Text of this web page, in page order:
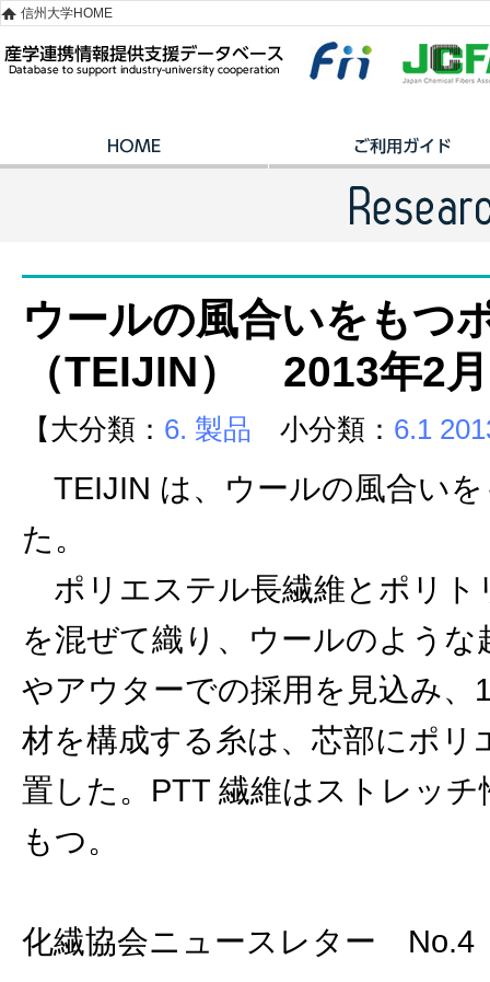
信州大学HOME
ウールの風合いをもつ
（TEIJIN） 2013年2月
【大分類： 6. 製品 小分類： 6.1
TEIJIN は、ウールの風合い
た。
ポリエステル長繊維とポリト
を混ぜて織り、ウールのよう
やアウターでの採用を見込み、
材を構成する糸は、芯部にポリ
置した。PTT 繊維はストレッ
もつ。
化繊協会ニュースレター No.4